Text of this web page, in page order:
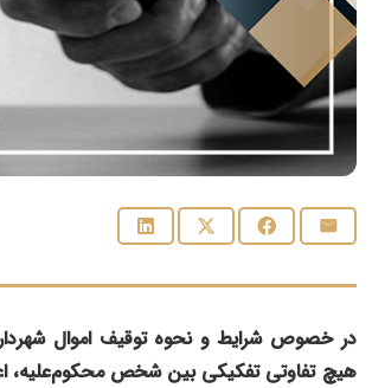
در خصوص شرایط و نحوه توقیف اموال
هیچ تفاوتی تفکیکی بین شخص